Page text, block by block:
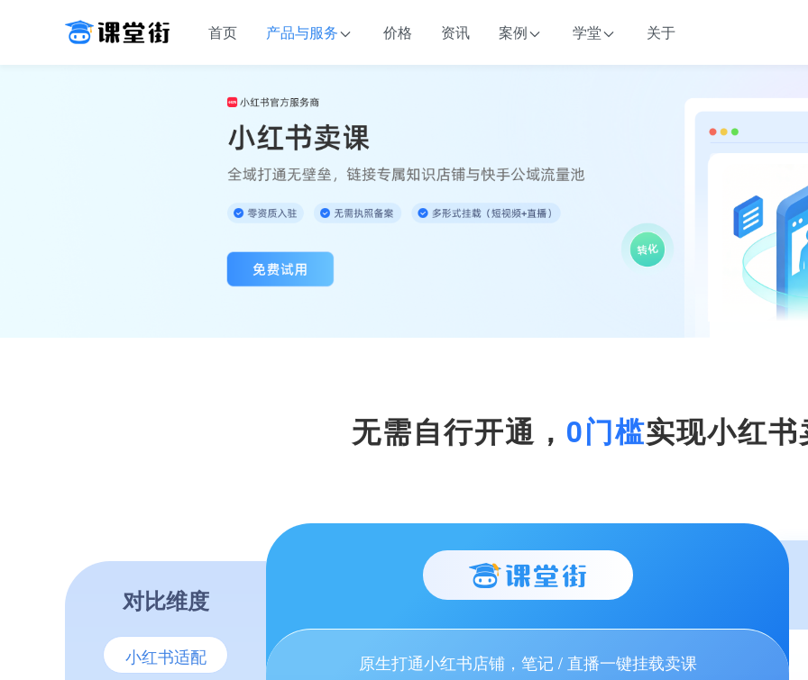
首页 产品与服务 价格 资讯 案例 学堂 关于
无需自行开通， 0门槛实现小红
对比维度
小红书适配 原生打通小红书店铺，笔记 / 直播一键挂载卖课